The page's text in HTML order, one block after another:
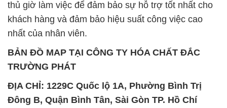
thủ giờ làm việc để đảm bảo sự hỗ trợ tốt nhất cho
khách hàng và đảm bảo hiệu suất công việc cao
nhất của nhân viên.
BẢN ĐỒ MAP TẠI CÔNG TY HÓA CHẤT ĐẮC
TRƯỜNG PHÁT
ĐỊA CHỈ: 1229C Quốc lộ 1A, Phường Bình Trị
Đông B, Quận Bình Tân, Sài Gòn TP. Hồ Chí